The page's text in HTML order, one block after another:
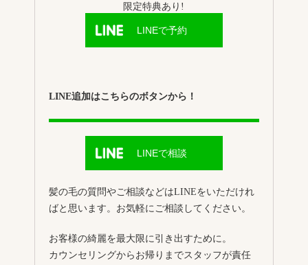
限定特典あり!
LINEで予約
LINE追加はこちらのボタンから！
LINEで相談
髪の毛の質問やご相談などはLINEをいただけれ
ばと思います。お気軽にご相談してください。
お客様の綺麗を最大限に引き出すために。
カウンセリングからお帰りまでスタッフが責任